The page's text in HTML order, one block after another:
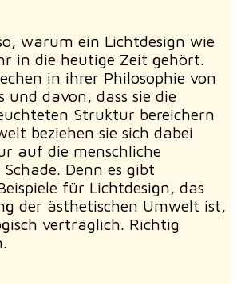
warum ein Lichtdesign wie
in die heutige Zeit gehört.
in ihrer Philosophie von
und davon, dass sie die
Struktur bereichern
beziehen sie sich dabei
auf die menschliche
Denn es gibt
für Lichtdesign, das
der ästhetischen Umwelt ist,
verträglich. Richtig